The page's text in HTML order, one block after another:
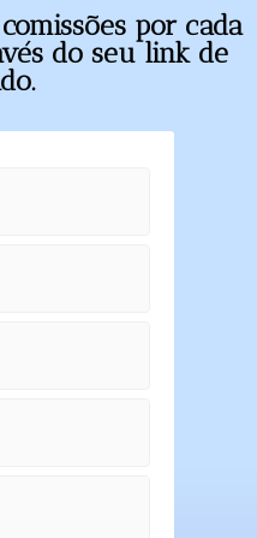
por cada
do seu link de